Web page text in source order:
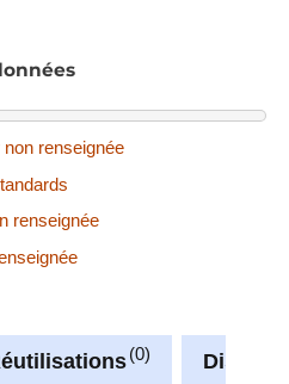
renseignée
renseignée
0